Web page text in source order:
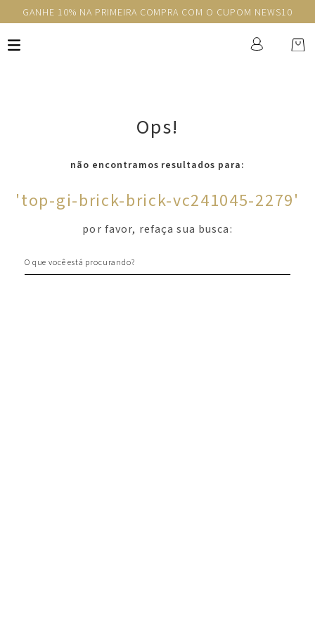
GANHE 10% NA PRIMEIRA COMPRA COM O CUPOM NEWS10
Ops!
não encontramos resultados para:
'top-gi-brick-brick-vc241045-2279'
por favor, refaça sua busca: